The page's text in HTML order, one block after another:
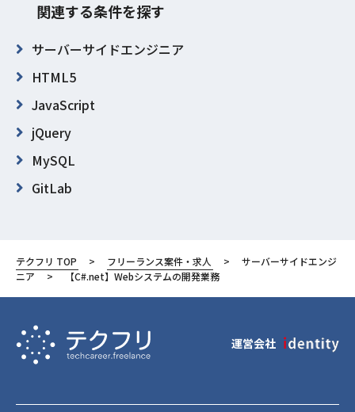
関連する条件を探す
サーバーサイドエンジニア
HTML5
JavaScript
jQuery
MySQL
GitLab
東京都
港区
テクフリ TOP フリーランス案件・求人
サーバーサイドエンジ
ニア
【C#.net】Webシステムの開発業務
運営会社